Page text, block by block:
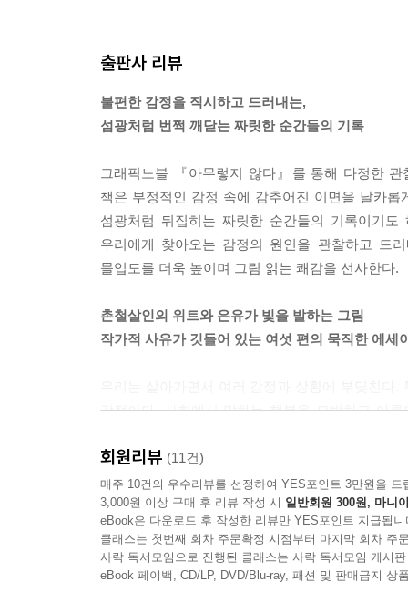
출판사 리뷰
불편한 감정을 직시하고 드러내는,
섬광처럼 번쩍 깨닫는 짜릿한 순간들의 기록
그래픽노블 『아무렇지 않다』를 통해 다정한
책은 부정적인 감정 속에 감추어진 이면을 날카
섬광처럼 뒤집히는 짜릿한 순간들의 기록이기
우리에게 찾아오는 감정의 원인을 관찰하고 드
몰입도를 더욱 높이며 그림 읽는 쾌감을 선사한다.
촌철살인의 위트와 은유가 빛을 발하는 그림
작가적 사유가 깃들어 있는 여섯 편의 묵직한 에세
감정이다. 사회에서 말하는 행복을 모방하고 아
귀엽게 바라볼 수 있을 것이다.
작가 최다혜는 힐링을 주제로 긍정의 메시지만
직시하고자 한다. 이 책은 불편한 감정을 직시
에세이에는 최다혜의 작가적 사유가 깃들어 있다
있으리라.
회원리뷰 (11건)
매주 10건의 우수리뷰를 선정하여 YES포인트 3만원을 드
3,000원 이상 구매 후 리뷰 작성 시 일반회원 300원, 마니
eBook은 다운로드 후 작성한 리뷰만 YES포인트 지급됩니
클래스는 첫번째 회차 주문확정 시점부터 마지막 회차 주
사락 독서모임으로 진행된 클래스는 사락 독서모임 게시
eBook 페이백, CD/LP, DVD/Blu-ray, 패션 및 판매금지 상